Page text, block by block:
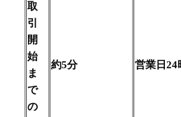
取
引
開
始
ま
で
の
約5分 営業日24